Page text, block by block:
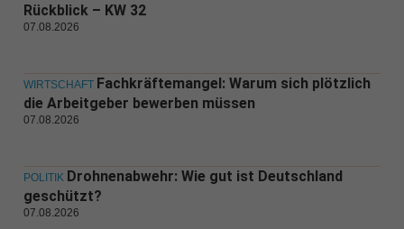
Rückblick – KW 32
07.08.2026
WIRTSCHAFT Fachkräftemangel: Warum sich plötzlich
die Arbeitgeber bewerben müssen
07.08.2026
POLITIK Drohnenabwehr: Wie gut ist Deutschland
geschützt?
07.08.2026